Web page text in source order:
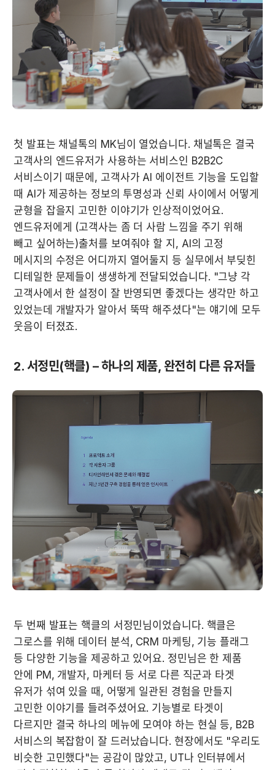
첫 발표는 채널톡의 MK님이 열었습니다. 채널톡은 결국
고객사의 엔드유저가 사용하는 서비스인 B2B2C
서비스이기 때문에, 고객사가 AI 에이전트 기능을 도입할
때 AI가 제공하는 정보의 투명성과 신뢰 사이에서 어떻게
균형을 잡을지 고민한 이야기가 인상적이었어요.
엔드유저에게 (고객사는 좀 더 사람 느낌을 주기 위해
빼고 싶어하는)출처를 보여줘야 할 지, AI의 고정
메시지의 수정은 어디까지 열어둘지 등 실무에서 부딪힌
디테일한 문제들이 생생하게 전달되었습니다. "그냥 각
고객사에서 한 설정이 잘 반영되면 좋겠다는 생각만 하고
있었는데 개발자가 알아서 뚝딱 해주셨다"는 얘기에 모두
웃음이 터졌죠.
2. 서정민(핵클) – 하나의 제품, 완전히 다른 유저들
두 번째 발표는 핵클의 서정민님이었습니다. 핵클은
그로스를 위해 데이터 분석, CRM 마케팅, 기능 플래그
등 다양한 기능을 제공하고 있어요. 정민님은 한 제품
안에 PM, 개발자, 마케터 등 서로 다른 직군과 타겟
유저가 섞여 있을 때, 어떻게 일관된 경험을 만들지
고민한 이야기를 들려주셨어요. 기능별로 타겟이
다르지만 결국 하나의 메뉴에 모여야 하는 현실 등, B2B
서비스의 복잡함이 잘 드러났습니다. 현장에서도 "우리도
비슷한 고민했다"는 공감이 많았고, UT나 인터뷰에서